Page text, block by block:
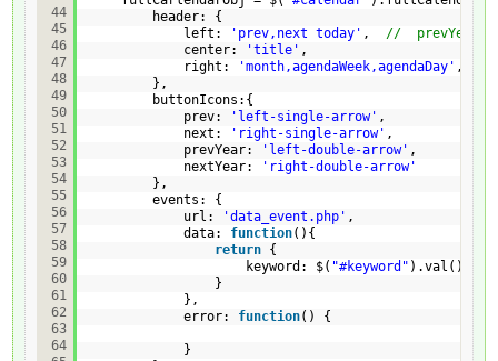
44
45
46
47
48
49
50
51
52
53
54
55
56
57
58
59
60
61
62
63
64
header: {
left:
'prev,next today' , //  prevYear
center:
'title' ,
right:
'month,agendaWeek,agendaDay' ,
},
buttonIcons:{
prev:
'left-single-arrow' ,
next:
'right-single-arrow' ,
prevYear:
'left-double-arrow' ,
nextYear:
'right-double-arrow'
},
events: {
url:
'data_event.php' ,
data: function(){
return {
keyword: $( "#keyword" ).val()
}
},
error: function() {
}